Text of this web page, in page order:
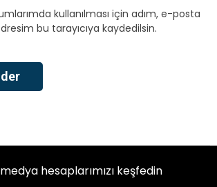
kullanılması için adım, e-posta
bu tarayıcıya kaydedilsin.
hesaplarımızı keşfedin